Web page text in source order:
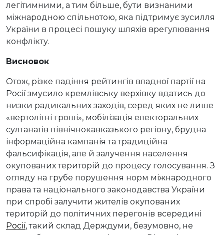
легітимними, а тим більше, бути визнаними
міжнародною спільнотою, яка підтримує зусилля
України в процесі пошуку шляхів врегулювання
конфлікту.
Висновок
Отож, різке падіння рейтингів владної партії на
Росії змусило кремлівську верхівку вдатись до
низки радикальних заходів, серед яких не лише
«вертолітні гроші», мобілізація електоральних
султанатів північнокавказького регіону, брудна
інформаційна кампанія та традиційна
фальсифікація, але й залучення населення
окупованих територій до процесу голосування. З
огляду на грубе порушення норм міжнародного
права та національного законодавства України
при спробі залучити жителів окупованих
територій до політичних перегонів всередині
Росії, такий склад Держдуми, безумовно, не